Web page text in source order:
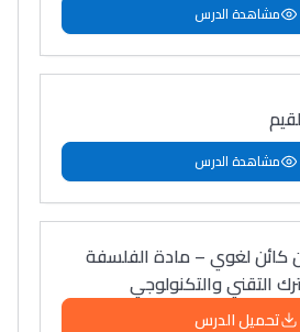
مشاهدة الدرس
مشاهدة الدرس
كائن لغوي – مادة الفلسفة
التقني والتكنولوجي
تحميل الدرس